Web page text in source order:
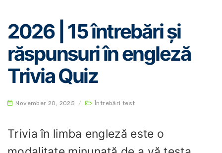
2026 | 15 întrebări și
răspunsuri în engleză
Trivia Quiz
November 20, 2025 / Întrebări test
Trivia în limba engleză este o